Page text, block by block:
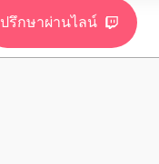
ปรึกษาผ่านไลน์